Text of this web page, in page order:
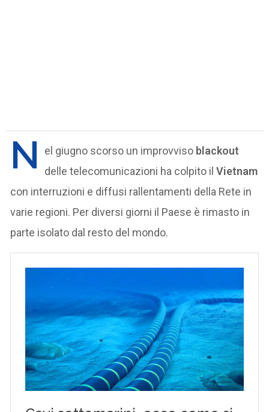
N el giugno scorso un improvviso blackout
delle telecomunicazioni ha colpito ilVietnam
con interruzioni e diffusi rallentamenti della Rete in
varie regioni. Per diversi giorni il Paese è rimasto in
parte isolato dal resto del mondo.